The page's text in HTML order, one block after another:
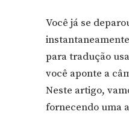
Você já se
para tradução
você aponte a
Neste artigo,
fornecendo uma